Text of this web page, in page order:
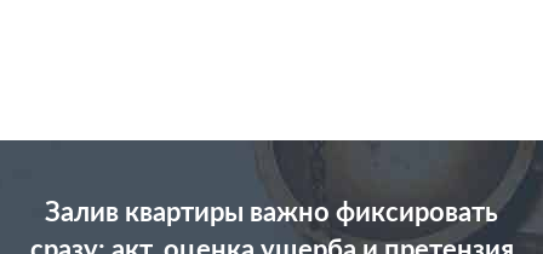
Залив квартиры важно фиксировать